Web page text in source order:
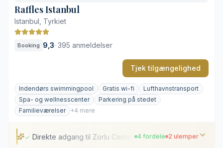
Raffles Istanbul
Istanbul, Tyrkiet
Booking 9,3· 395 anmeldelser
Tjek tilgængelighed
Indendørs swimmingpool Gratis wi-fi
Lufthavnstransport
Spa- og wellnesscenter
Parkering på stedet
Familieværelser
+4 mere
Direkte adgang til Zorlu Center 4 fordele 2 ulemper